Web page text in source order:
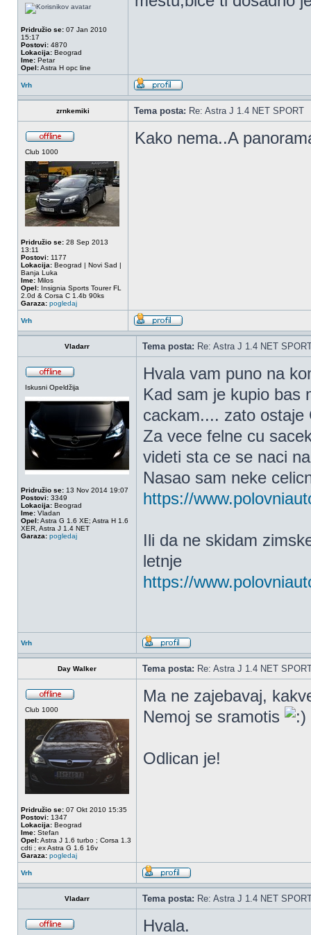
Pridružio se: 07 Jan 2010
15:17
Postovi: 4870
Lokacija: Beograd
Ime: Petar
Opel:Astra H opc line
Vrh
zrnkemiki Tema posta: Re: Astra J 1.4 NET SPORT
Club 1000
Pridružio se: 28 Sep 2013
13:11
Postovi: 1177
Lokacija: Beograd | Novi Sad |
Banja Luka
Ime: Milos
Opel: Insignia Sports Tourer FL
2.0d & Corsa C 1.4b 90ks
Garaza: pogledaj
Kako nema..A
Vrh
Vladarr Tema posta: Re: Astra J 1.4 NET
Iskusni Opeldžija
Pridružio se: 13 Nov 2014 19:07
Postovi: 3349
Lokacija: Beograd
Ime: Vladan
Opel:Astra G 1.6 XE; Astra H 1.6
XER, Astra J 1.4 NET
Garaza: pogledaj
Hvala vam puno na
Kad sam je kupio bas
cackam.... zato
Za vece felne cu
videti sta ce se naci
Nasao sam neke
https://
Ili da ne skidam
letnje
https://
Vrh
Day Walker Tema posta: Re: Astra J 1.4 NET
Club 1000
Pridružio se: 07 Okt 2010 15:35
Postovi: 1347
Lokacija: Beograd
Ime: Stefan
Opel:Astra J 1.6 turbo ; Corsa 1.3
cdti ; ex Astra G 1.6 16v
Garaza: pogledaj
Ma ne zajebavaj,
Nemoj se sramotis
Odlican je!
Vrh
Vladarr Tema posta: Re: Astra J 1.4 NET
Hvala.